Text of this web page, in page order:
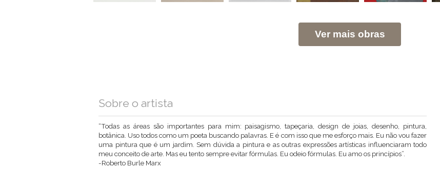
Ver mais obras
Sobre o artista
“Todas as áreas são importantes para mim: paisagismo, tapeçaria, design de joias, desenho, pintura,
botânica. Uso todos como um poeta buscando palavras. E é com isso que me esforço mais. Eu não vou fazer
uma pintura que é um jardim. Sem dúvida a pintura e as outras expressões artísticas influenciaram todo
meu conceito de arte. Mas eu tento sempre evitar fórmulas. Eu odeio fórmulas. Eu amo os princípios”.
-Roberto Burle Marx